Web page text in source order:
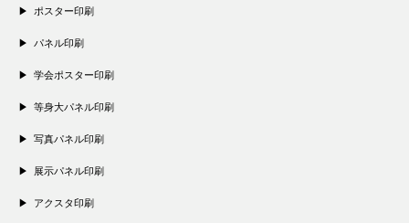
ポスター印刷
パネル印刷
学会ポスター印刷
等身大パネル印刷
写真パネル印刷
展示パネル印刷
アクスタ印刷